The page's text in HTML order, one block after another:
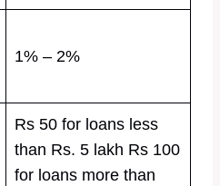
1% – 2%
Rs 50 for loans less
than Rs. 5 lakh Rs 100
for loans more than